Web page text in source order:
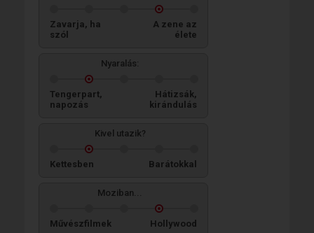
Zavarja, ha
szól
A zene az
élete
Nyaralás:
Tengerpart,
napozás
Hátizsák,
kirándulás
Kivel utazik?
Kettesben Barátokkal
Moziban...
Művészfilmek Hollywood